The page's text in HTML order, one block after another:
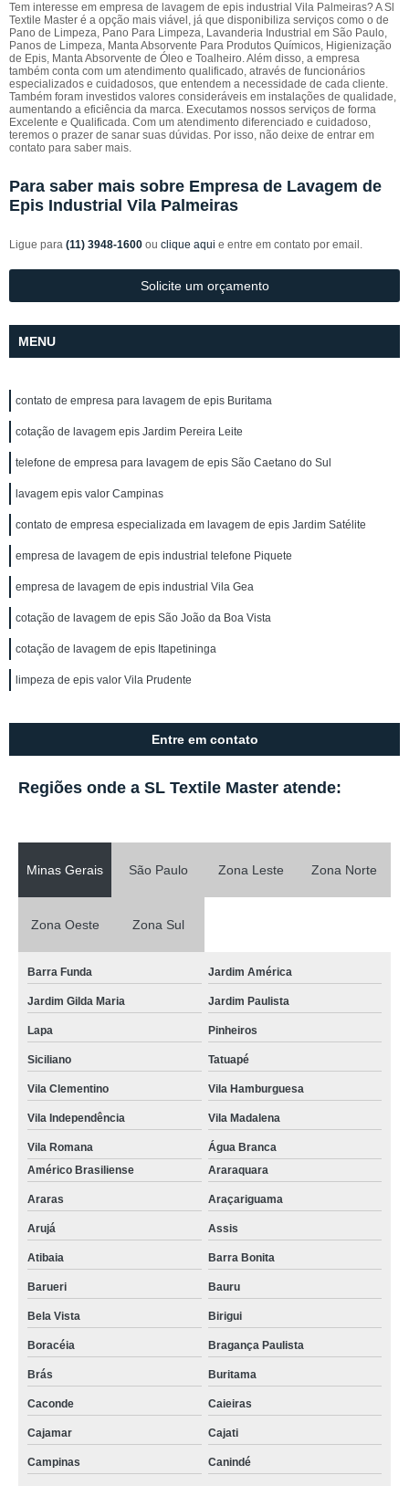
Tem interesse em empresa de lavagem de epis industrial Vila Palmeiras? A Sl
Textile Master é a opção mais viável, já que disponibiliza serviços como o de
Pano de Limpeza, Pano Para Limpeza, Lavanderia Industrial em São Paulo,
Panos de Limpeza, Manta Absorvente Para Produtos Químicos, Higienização
de Epis, Manta Absorvente de Óleo e Toalheiro. Além disso, a empresa
também conta com um atendimento qualificado, através de funcionários
especializados e cuidadosos, que entendem a necessidade de cada cliente.
Também foram investidos valores consideráveis em instalações de qualidade,
aumentando a eficiência da marca. Executamos nossos serviços de forma
Excelente e Qualificada. Com um atendimento diferenciado e cuidadoso,
teremos o prazer de sanar suas dúvidas. Por isso, não deixe de entrar em
contato para saber mais.
Para saber mais sobre Empresa de Lavagem de
Epis Industrial Vila Palmeiras
Ligue para (11) 3948-1600 ou clique aqui e entre em contato por email.
Solicite um orçamento
MENU
contato de empresa para lavagem de epis Buritama
cotação de lavagem epis Jardim Pereira Leite
telefone de empresa para lavagem de epis São Caetano do Sul
lavagem epis valor Campinas
contato de empresa especializada em lavagem de epis Jardim Satélite
empresa de lavagem de epis industrial telefone Piquete
empresa de lavagem de epis industrial Vila Gea
cotação de lavagem de epis São João da Boa Vista
cotação de lavagem de epis Itapetininga
limpeza de epis valor Vila Prudente
Entre em contato
Regiões onde a SL Textile Master atende:
Minas Gerais São Paulo Zona Leste Zona Norte
Zona Oeste Zona Sul
Barra Funda Jardim América
Jardim Gilda Maria Jardim Paulista
Lapa Pinheiros
Siciliano Tatuapé
Vila Clementino Vila Hamburguesa
Vila Independência Vila Madalena
Vila Romana
Água Branca
Américo Brasiliense
Araraquara
Araras Araçariguama
Arujá Assis
Atibaia Barra Bonita
Barueri Bauru
Bela Vista Birigui
Boracéia Bragança Paulista
Brás Buritama
Caconde Caieiras
Cajamar Cajati
Campinas Canindé